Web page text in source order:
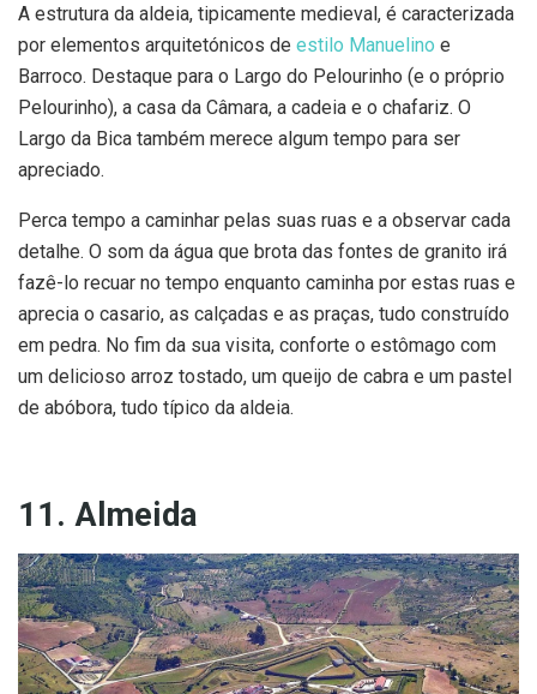
A estrutura da aldeia, tipicamente medieval, é caracterizada
por elementos arquitetónicos de estilo Manuelino e
Barroco. Destaque para o Largo do Pelourinho (e o próprio
Pelourinho), a casa da Câmara, a cadeia e o chafariz. O
Largo da Bica também merece algum tempo para ser
apreciado.
Perca tempo a caminhar pelas suas ruas e a observar cada
detalhe. O som da água que brota das fontes de granito irá
fazê-lo recuar no tempo enquanto caminha por estas ruas e
aprecia o casario, as calçadas e as praças, tudo construído
em pedra. No fim da sua visita, conforte o estômago com
um delicioso arroz tostado, um queijo de cabra e um pastel
de abóbora, tudo típico da aldeia.
11. Almeida